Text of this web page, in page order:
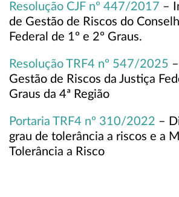
Resolução CJF nº 447/2017 –
de Gestão de Riscos do
Federal de 1º e 2º Graus.
Resolução TRF4 nº 547/2025
Gestão de Riscos da Justiça
Graus da 4ª Região
Portaria TRF4 nº 310/2022 –
grau de tolerância a riscos e a
Tolerância a Risco